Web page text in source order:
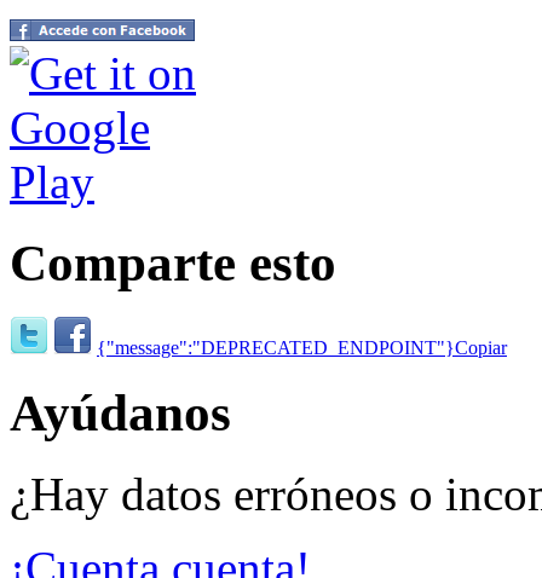
Comparte esto
{"message":"DEPRECATED_ENDPOINT"}Copiar
Ayúdanos
¿Hay datos erróneos o